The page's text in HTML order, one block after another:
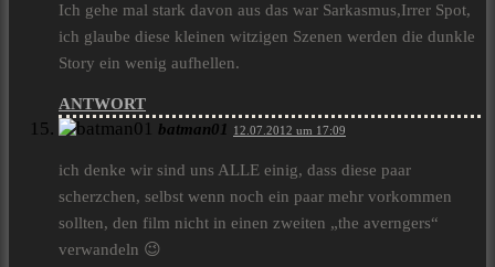
Ich gehe mal stark davon aus das war Sarkasmus,Irrer Spot,
ich glaube diese kleinen witzigen Szenen werden die dunkle
Story ein wenig aufhellen.
ANTWORT
batman01 12.07.2012 um 17:09
ich denke wir sind uns ALLE einig, dass diese paar
scherzchen, selbst wenn noch ein paar mehr vorkommen
sollten, den film nicht in einen zweiten „the averngers“
verwandeln 😉